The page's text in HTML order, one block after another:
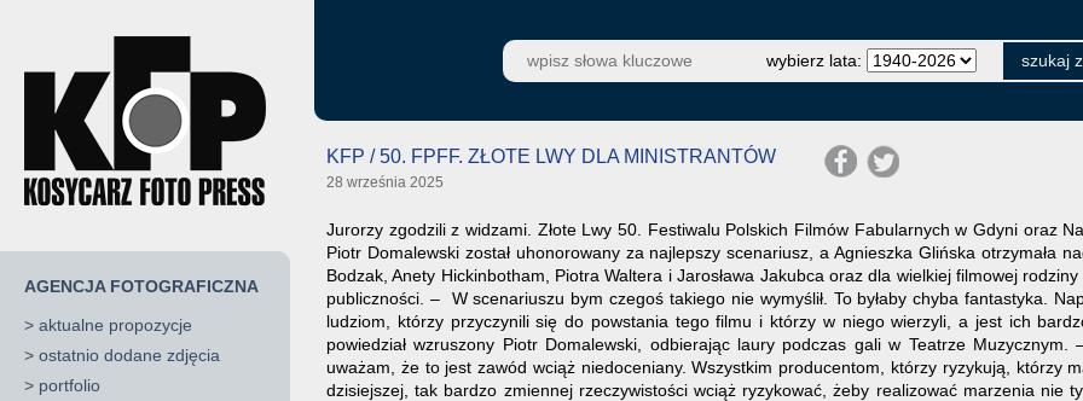
AGENCJA FOTOGRAFICZNA
> aktualne propozycje
> ostatnio dodane zdjęcia
> portfolio
wybierz lata:
KFP / 50. FPFF. ZŁOTE LWY DLA MINISTRANTÓW
28 września 2025
Jurorzy zgodzili z widzami. Złote Lwy 50. Festiwalu Polskich Filmów Fabularnych w Gdyni oraz
Piotr Domalewski został uhonorowany za najlepszy scenariusz, a Agnieszka Glińska otrzymała
Bodzak, Anety Hickinbotham, Piotra Waltera i Jarosława Jakubca oraz dla wielkiej filmowej
publiczności. – W scenariuszu bym czegoś takiego nie wymyślił. To byłaby chyba fantastyka.
ludziom, którzy przyczynili się do powstania tego filmu i którzy w niego wierzyli, a jest ich
powiedział wzruszony Piotr Domalewski, odbierając laury podczas gali w Teatrze
uważam, że to jest zawód wciąż niedoceniany. Wszystkim producentom, którzy ryzykują, którzy
dzisiejszej, tak bardzo zmiennej rzeczywistości wciąż ryzykować, żeby realizować marzenia nie